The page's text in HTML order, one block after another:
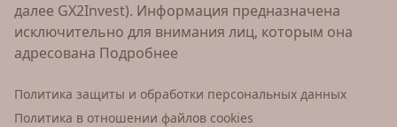
далее GX2Invest). Информация предназначена
исключительно для внимания лиц, которым она
адресована Подробнее
Политика защиты и обработки персональных данных
Политика в отношении файлов cookies